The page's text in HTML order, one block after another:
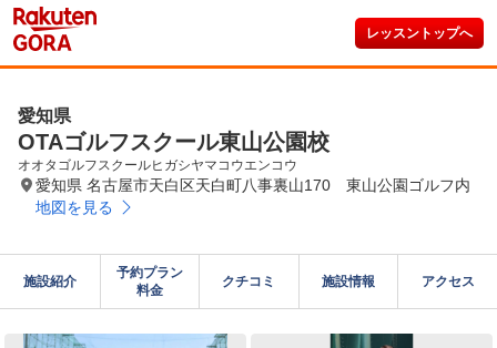
レッスントップへ
愛知県
OTAゴルフスクール東山公園校
オオタゴルフスクールヒガシヤマコウエンコウ
愛知県 名古屋市天白区天白町八事裏山170 東山公園ゴルフ内
地図を見る
施設紹介
予約プラン
料金
クチコミ 施設情報 アクセス